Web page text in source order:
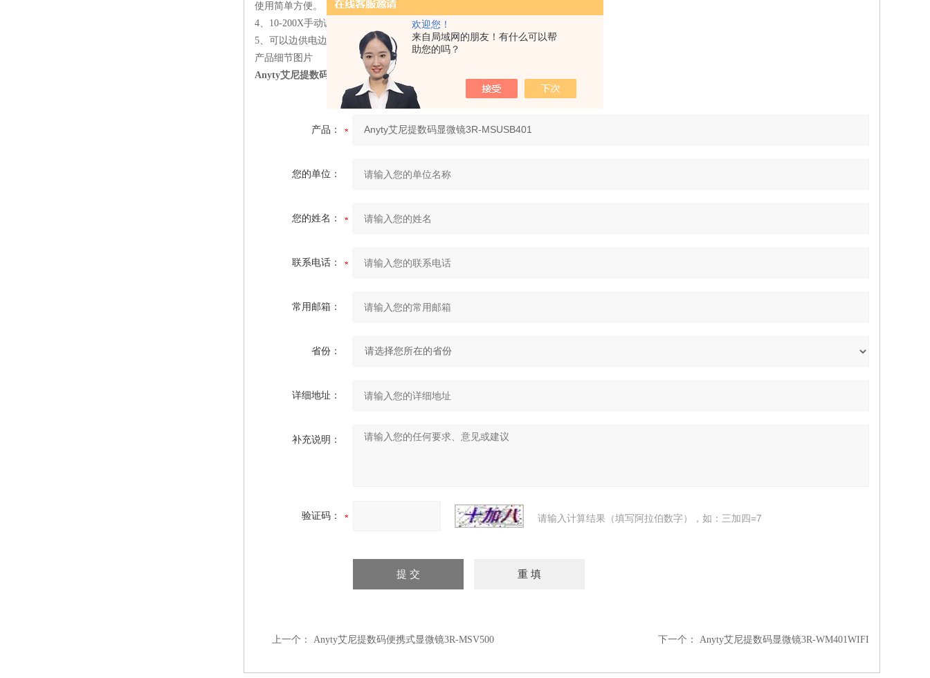
欢迎您！
来自局域网的朋友！有什么可以帮
助您的吗？
使用简单方便。
4、10-200X手动调节倍率，适用于不同的观测环境，满足多样化需求。
5、可以边供电边使用。工作时间长，可长时间应用于微观检测。
产品细节图片
Anyty艾尼提数码显微镜3R-MSUSB401
产品：
您的单位：
您的姓名：
联系电话：
常用邮箱：
省份：
详细地址：
补充说明：
验证码： 请输入计算结果（填写阿拉伯数字），如：三加四=7
上一个： Anyty艾尼提数码便携式显微镜3R-MSV500 下一个： Anyty艾尼提数码显微镜3R-WM401WIFI